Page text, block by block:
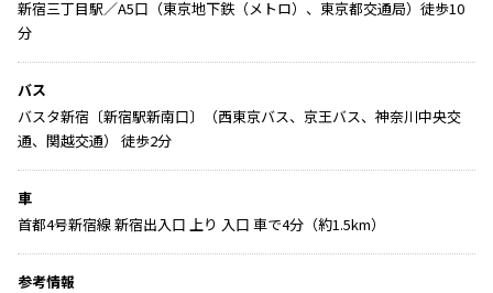
新宿三丁目駅／A5口（東京地下鉄（メトロ）、東京都交通局）徒歩10
分
バス
バスタ新宿〔新宿駅新南口〕（西東京バス、京王バス、神奈川中央交
通、関越交通） 徒歩2分
車
首都4号新宿線 新宿出入口 上り 入口 車で4分（約1.5km）
参考情報